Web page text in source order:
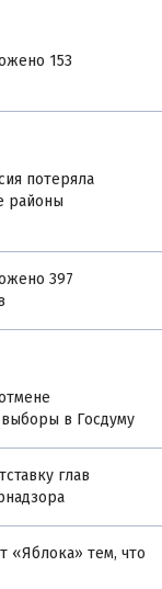
153
потеряла
районы
397
в Госдуму
глав
«Яблока» тем, что